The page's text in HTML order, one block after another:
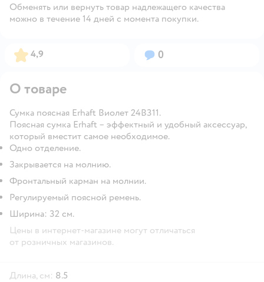
Обменять или вернуть товар надлежащего качества
можно в течение 14 дней с момента покупки.
Рейтинг:
4,9 Вопросов:
0
О товаре
Сумка поясная Erhaft Виолет 24B311.
Поясная сумка Erhaft – эффектный и удобный аксессуар,
который вместит самое необходимое.
Одно отделение.
Закрывается на молнию.
Фронтальный карман на молнии.
Регулируемый поясной ремень.
Ширина: 32 см.
Цены в интернет-магазине могут отличаться
от розничных магазинов.
Длина, см: 8.5